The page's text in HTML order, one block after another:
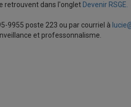
retrouvent dans l'onglet Devenir RSGE.
9955 poste 223 ou par courriel à
et professonnalisme.